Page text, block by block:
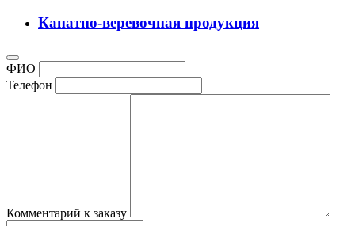
Канатно-веревочная продукция
ФИО
Телефон
Комментарий к заказу